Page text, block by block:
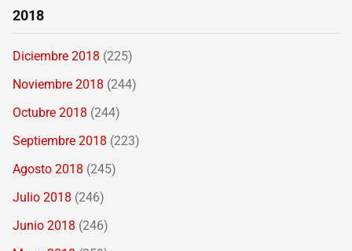
2018
Diciembre 2018 (225)
Noviembre 2018 (244)
Octubre 2018 (244)
Septiembre 2018 (223)
Agosto 2018 (245)
Julio 2018 (246)
Junio 2018 (246)